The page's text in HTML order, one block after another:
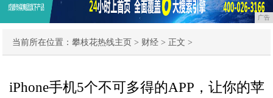
广告
当前所在位置：攀枝花热线主页 > 财经 > 正文 >
iPhone手机5个不可多得的APP，让你的苹